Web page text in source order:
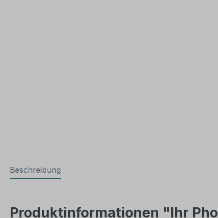
Beschreibung
Produktinformationen "Ihr